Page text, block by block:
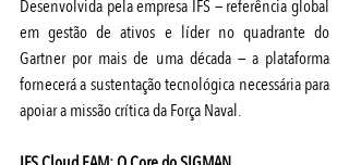
Desenvolvida pela empresa IFS — referência global
em gestão de ativos e líder no quadrante do
Gartner por mais de uma década — a plataforma
fornecerá a sustentação tecnológica necessária para
apoiar a missão crítica da Força Naval.